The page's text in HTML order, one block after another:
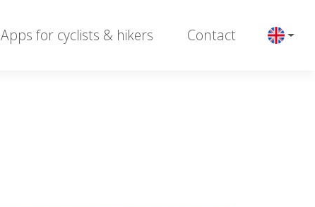
Apps for cyclists & hikers Contact